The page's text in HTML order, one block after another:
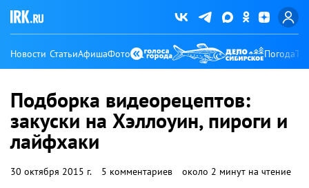
Новости СтатьиАфишаФото Погода
Подборка видеорецептов:
закуски на Хэллоуин, пироги и
лайфхаки
30 октября 2015 г. 5 комментариев около 2 минут на чтение